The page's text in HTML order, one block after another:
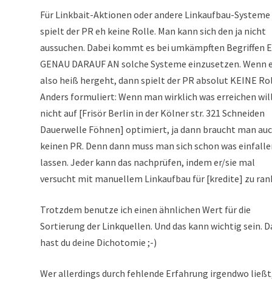
Für Linkbait-Aktionen oder andere Linkaufbau-Systeme
spielt der PR eh keine Rolle. Man kann sich den ja nicht
aussuchen. Dabei kommt es bei umkämpften Begriffen
GENAU DARAUF AN solche Systeme einzusetzen. Wenn
also heiß hergeht, dann spielt der PR absolut KEINE
Anders formuliert: Wenn man wirklich was erreichen
nicht auf [Frisör Berlin in der Kölner str. 321 Schneiden
Dauerwelle Föhnen] optimiert, ja dann braucht man
keinen PR. Denn dann muss man sich schon was
lassen. Jeder kann das nachprüfen, indem er/sie mal
versucht mit manuellem Linkaufbau für [kredite] zu
Trotzdem benutze ich einen ähnlichen Wert für die
Sortierung der Linkquellen. Und das kann wichtig sein.
hast du deine Dichotomie ;-)
Wer allerdings durch fehlende Erfahrung irgendwo